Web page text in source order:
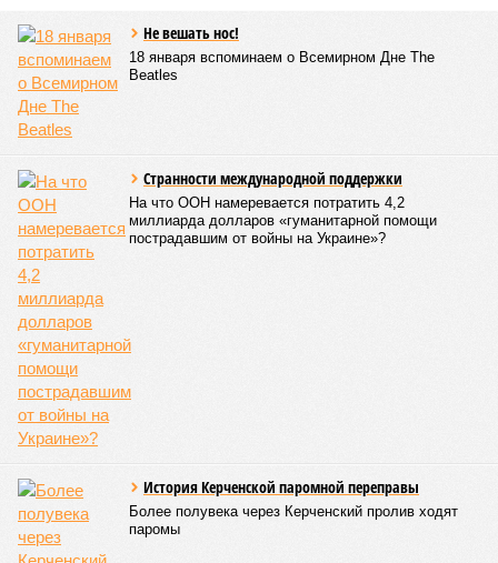
Не вешать нос!
18 января вспоминаем о Всемирном Дне The
Beatles
Странности международной поддержки
На что ООН намеревается потратить 4,2
миллиарда долларов «гуманитарной помощи
пострадавшим от войны на Украине»?
История Керченской паромной переправы
Более полувека через Керченский пролив ходят
паромы